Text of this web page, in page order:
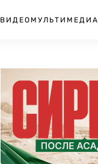
ВИДЕО МУЛЬТИМЕДИА